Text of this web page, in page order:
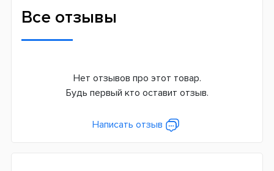
Швейцария
Все отзывы
Нет отзывов про этот товар.
Будь первый кто оставит отзыв.
Написать отзыв